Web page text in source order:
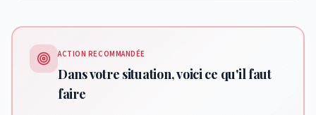
ACTION RECOMMANDÉE
Dans votre situation, voici ce qu'il faut
faire